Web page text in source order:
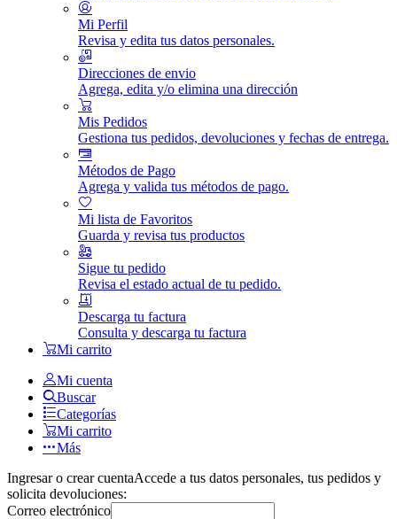
Mi Perfil
Revisa y edita tus datos personales.
Direcciones de envio
Agrega, edita y/o elimina una dirección
Mis Pedidos
Gestiona tus pedidos, devoluciones y fechas de entrega.
Métodos de Pago
Agrega y valida tus métodos de pago.
Mi lista de Favoritos
Guarda y revisa tus productos
Sigue tu pedido
Revisa el estado actual de tu pedido.
Descarga tu factura
Consulta y descarga tu factura
Mi carrito
Mi cuenta
Buscar
Categorías
Mi carrito
Más
Ingresar o crear cuentaAccede a tus datos personales, tus pedidos y
solicita devoluciones:
Correo electrónico